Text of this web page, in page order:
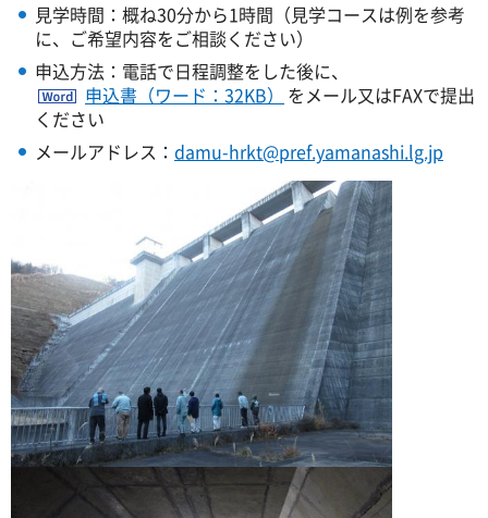
見学時間：概ね30分から1時間（見学コースは例を参考
に、ご希望内容をご相談ください）
申込方法：電話で日程調整をした後に、
申込書（ワード：32KB）
をメール又はFAXで提出
ください
メールアドレス： damu-hrkt@pref.yamanashi.lg.jp